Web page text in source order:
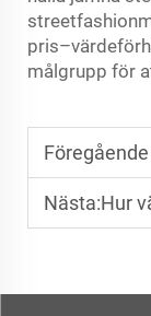
målgrupp för
Föregående
Nästa:Hur